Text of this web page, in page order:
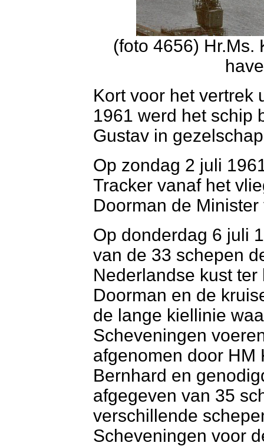
(foto 4656) Hr.Ms.
Kort voor het vertrek
1961 werd het schip
Gustav in
Op zondag 2 juli
Tracker vanaf het
Doorman de
Op donderdag 6 juli
van de 33 schepen
Nederlandse kust
Doorman en de
de lange kiellinie
Scheveningen
afgenomen door HM
Bernhard en
afgegeven van 35
verschillende
Scheveningen voor